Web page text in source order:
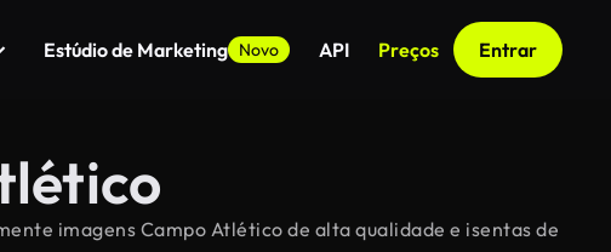
Estúdio de Marketing Novo API Preços Entrar
imagens Campo Atlético de alta qualidade e isentas de